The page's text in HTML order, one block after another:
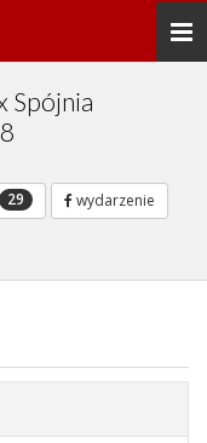
Spójnia
29
wydarzenie